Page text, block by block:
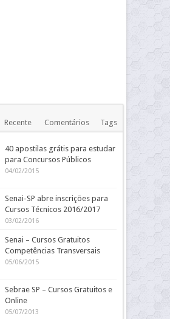
Recente Comentários Tags
40 apostilas grátis para estudar
para Concursos Públicos
04/02/2015
Senai-SP abre inscrições para
Cursos Técnicos 2016/2017
03/02/2016
Senai – Cursos Gratuitos
Competências Transversais
05/06/2015
Sebrae SP – Cursos Gratuitos e
Online
05/07/2013